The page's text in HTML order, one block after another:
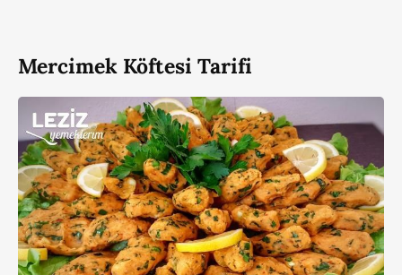
Mercimek Köftesi Tarifi